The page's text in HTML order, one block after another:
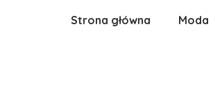
Strona główna Moda